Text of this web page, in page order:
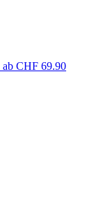
ab CHF 69.90